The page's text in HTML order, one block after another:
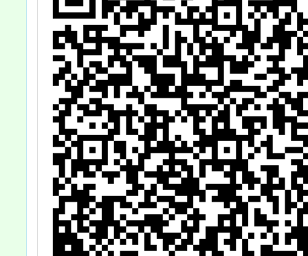
地展
書，
下載